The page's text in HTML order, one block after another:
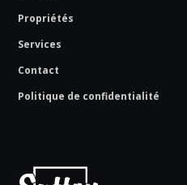
Propriétés
Services
Contact
Politique de confidentialité